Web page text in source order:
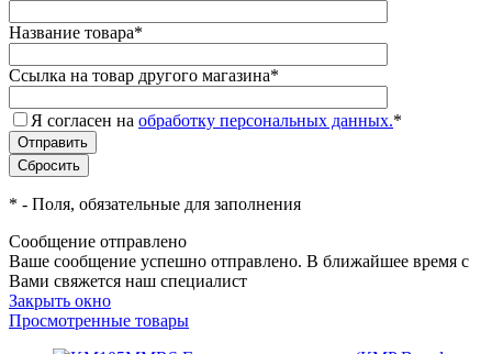
Название товара*
Ссылка на товар другого магазина*
Я согласен на обработку персональных данных.*
* - Поля, обязательные для заполнения
Сообщение отправлено
Ваше сообщение успешно отправлено. В ближайшее время с
Вами свяжется наш специалист
Закрыть окно
Просмотренные товары